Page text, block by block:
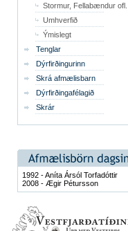
Stormur, Fellabændur ofl.
Umhverfið
Ýmislegt
Tenglar
Dýrfirðingurinn
Skrá afmælisbarn
Dýrfirðingafélagið
Skrár
1992 - Aníta Ársól Torfadóttir
2008 - Ægir Pétursson